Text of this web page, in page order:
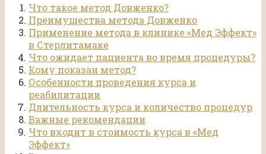
Что такое метод Довженко?
Преимущества метода Довженко
Применение метода в клинике «Мед Эффект»
в Стерлитамаке
Что ожидает пациента во время процедуры?
Кому показан метод?
Особенности проведения курса и
реабилитации
Длительность курса и количество процедур
Важные рекомендации
Что входит в стоимость курса в «Мед
Эффект»